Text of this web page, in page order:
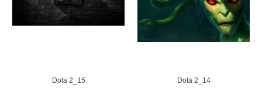
Dota 2_15 Dota 2_14